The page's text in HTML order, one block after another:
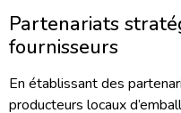
Partenariats
fournisseurs
En établissant des
producteurs locaux